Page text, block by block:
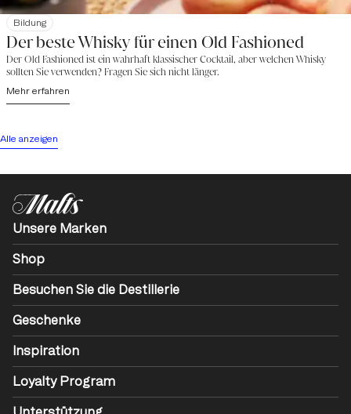
Bildung
Der beste Whisky für einen Old Fashioned
Der Old Fashioned ist ein wahrhaft klassischer Cocktail, aber welchen Whisky
sollten Sie verwenden? Fragen Sie sich nicht länger.
Mehr erfahren
Alle anzeigen
Unsere Marken
Shop
Besuchen Sie die Destillerie
Geschenke
Inspiration
Loyalty Program